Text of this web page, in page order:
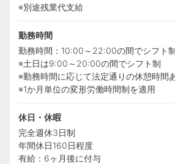
※別途残業代支給
勤務時間
勤務時間：10:00～22:00の間でシフト制
※土日は9:00～20:00の間でシフト制
※勤務時間に応じて法定通りの休憩時間
※1か月単位の変形労働時間制を適用
休日・休暇
完全週休3日制
年間休日160日程度
有給：6ヶ月後に付与